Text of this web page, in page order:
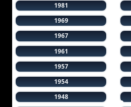
1981
1969
1967
1961
1957
1954
1948